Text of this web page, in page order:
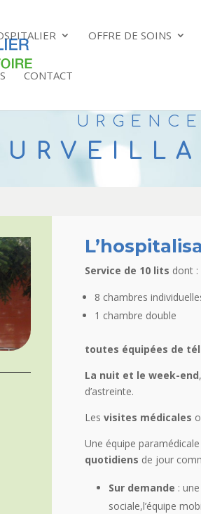
OFFRE DE SOINS
CONTACT
URGENCE
Service de 10 lits dont :
8 chambres
1 chambre double
toutes équipées de
La nuit et le week-end
d’astreinte.
Les visites médicales
Une équipe
quotidiens de jour
Sur demande :
sociale,l’équipe